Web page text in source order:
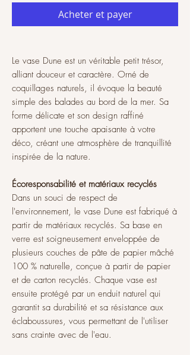
Acheter et payer
Le vase Dune est un véritable petit trésor,
alliant douceur et caractère. Orné de
coquillages naturels, il évoque la beauté
simple des balades au bord de la mer. Sa
forme délicate et son design raffiné
apportent une touche apaisante à votre
déco, créant une atmosphère de tranquillité
inspirée de la nature.
Écoresponsabilité et matériaux recyclés
Dans un souci de respect de
l'environnement, le vase Dune est fabriqué à
partir de matériaux recyclés. Sa base en
verre est soigneusement enveloppée de
plusieurs couches de pâte de papier mâché
100 % naturelle, conçue à partir de papier
et de carton recyclés. Chaque vase est
ensuite protégé par un enduit naturel qui
garantit sa durabilité et sa résistance aux
éclaboussures, vous permettant de l'utiliser
sans crainte avec de l'eau.